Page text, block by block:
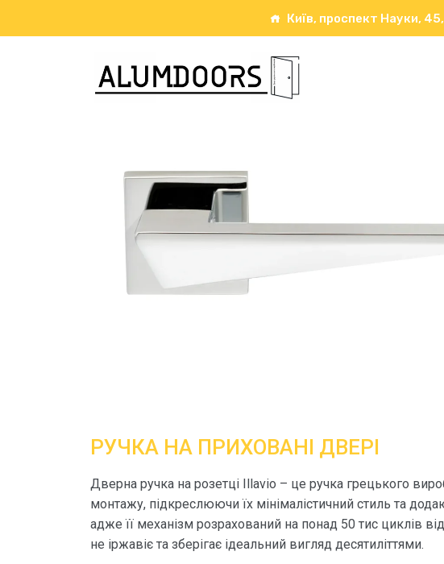
Київ, проспект Науки,
РУЧКА НА ПРИХОВАНІ ДВЕРІ
Дверна ручка на розетці Illavio – це ручка грецького
монтажу, підкреслюючи їх мінімалістичний стиль та
адже її механізм розрахований на понад 50 тис циклів
не іржавіє та зберігає ідеальний вигляд десятиліттями.